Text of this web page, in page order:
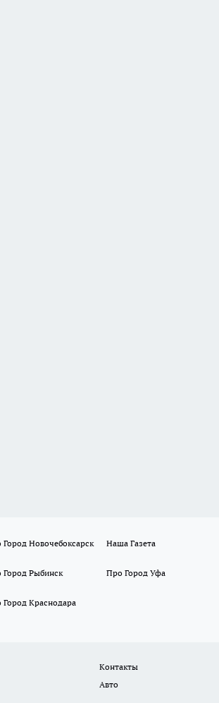
Город Новочебоксарск Наша Газета
Город Рыбинск Про Город Уфа
Город Краснодара
Контакты
Авто